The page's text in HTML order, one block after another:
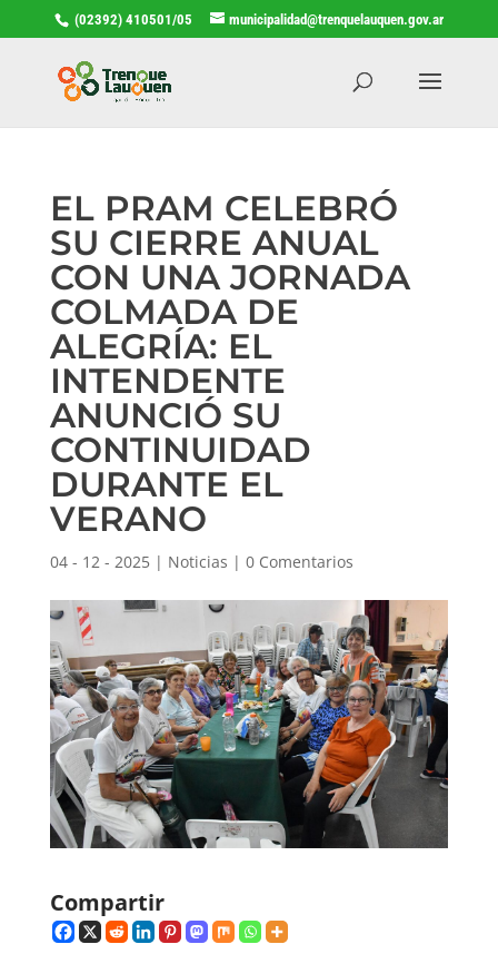
(02392) 410501/05 municipalidad@trenquelauquen.gov.ar
EL PRAM CELEBRÓ
SU CIERRE ANUAL
CON UNA JORNADA
COLMADA DE
ALEGRÍA: EL
INTENDENTE
ANUNCIÓ SU
CONTINUIDAD
DURANTE EL
VERANO
04 - 12 - 2025| Noticias | 0 Comentarios
Compartir